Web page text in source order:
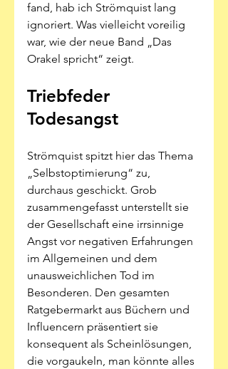
fand, hab ich Strömquist lang
ignoriert. Was vielleicht voreilig
war, wie der neue Band „Das
Orakel spricht“ zeigt.
Triebfeder
Todesangst
Strömquist spitzt hier das Thema
„Selbstoptimierung“ zu,
durchaus geschickt. Grob
zusammengefasst unterstellt sie
der Gesellschaft eine irrsinnige
Angst vor negativen Erfahrungen
im Allgemeinen und dem
unausweichlichen Tod im
Besonderen. Den gesamten
Ratgebermarkt aus Büchern und
Influencern präsentiert sie
konsequent als Scheinlösungen,
die vorgaukeln, man könnte alles